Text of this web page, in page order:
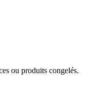
ou produits congelés.